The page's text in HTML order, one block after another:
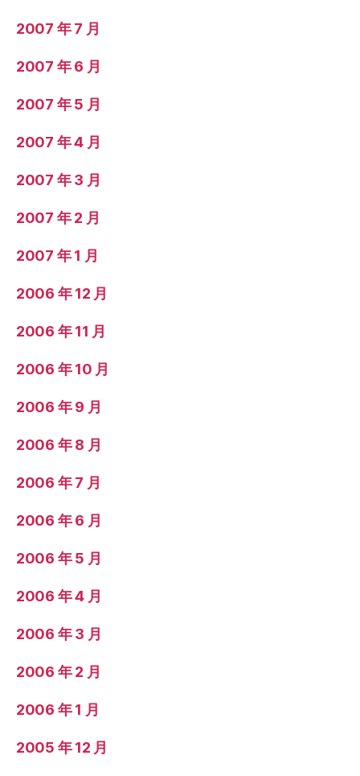
2007 年 7 月
2007 年 6 月
2007 年 5 月
2007 年 4 月
2007 年 3 月
2007 年 2 月
2007 年 1 月
2006 年 12 月
2006 年 11 月
2006 年 10 月
2006 年 9 月
2006 年 8 月
2006 年 7 月
2006 年 6 月
2006 年 5 月
2006 年 4 月
2006 年 3 月
2006 年 2 月
2006 年 1 月
2005 年 12 月